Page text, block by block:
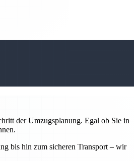
der Umzugsplanung. Egal ob Sie in
bis hin zum sicheren Transport – wir